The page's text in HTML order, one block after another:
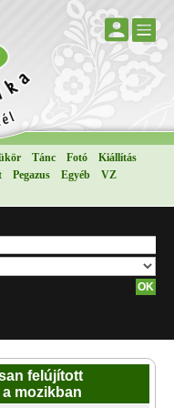
Tánc Fotó
Kiállítás
Pegazus Egyéb
VZ
felújított
mozikban